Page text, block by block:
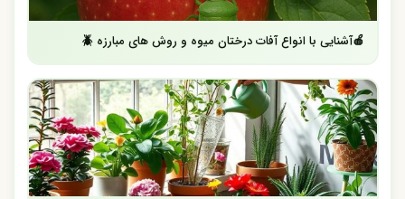
🍎آشنایی با انواع آفات درختان میوه و روش های مبارزه 🪲